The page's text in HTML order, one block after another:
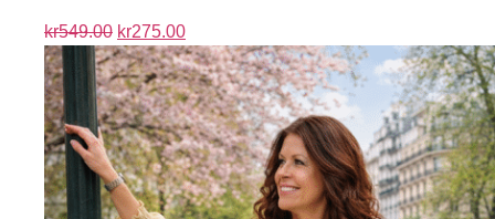
kr549.00 kr275.00